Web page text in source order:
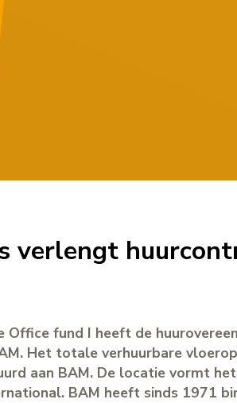
verlengt
Office fund I heeft de
Het totale verhuurbare
aan BAM. De locatie vormt
BAM heeft sinds 1971